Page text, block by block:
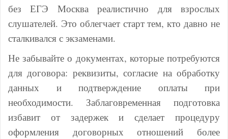
без ЕГЭ Москва реалистично для взрослых
слушателей. Это облегчает старт тем, кто давно не
сталкивался с экзаменами.
Не забывайте о документах, которые потребуются
для договора: реквизиты, согласие на обработку
данных и подтверждение оплаты при
необходимости. Заблаговременная подготовка
избавит от задержек и сделает процедуру
оформления договорных отношений более